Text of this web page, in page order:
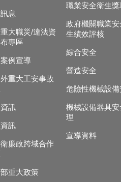
息
大職災/違法資
專區
例宣導
重大工安事故
訊
訊
廉政跨域合作
重大政策
職業安全衛生獎
政府機關職業安
生績效評核
綜合安全
營造安全
危險性機械設備
機械設備器具安
理
宣導資料